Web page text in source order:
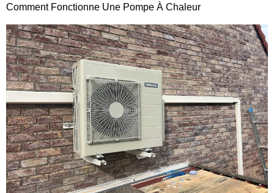
Comment Fonctionne Une Pompe À Chaleur